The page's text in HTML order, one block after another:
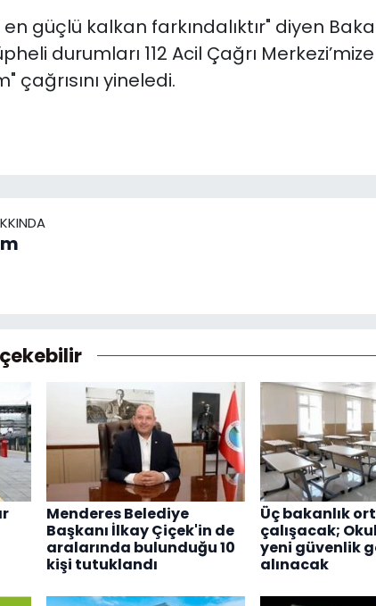
güçlü kalkan farkındalıktır" diyen
durumları 112 Acil Çağrı
çağrısını yineledi.
Menderes Belediye
Başkanı İlkay Çiçek'in de
aralarında bulunduğu 10
kişi tutuklandı
Üç bakanlık
çalışacak;
yeni güvenlik
alınacak